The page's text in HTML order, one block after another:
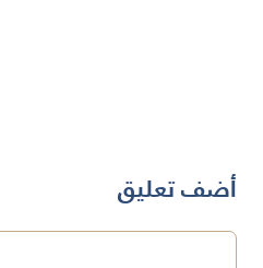
أضف تعليق
تعليق